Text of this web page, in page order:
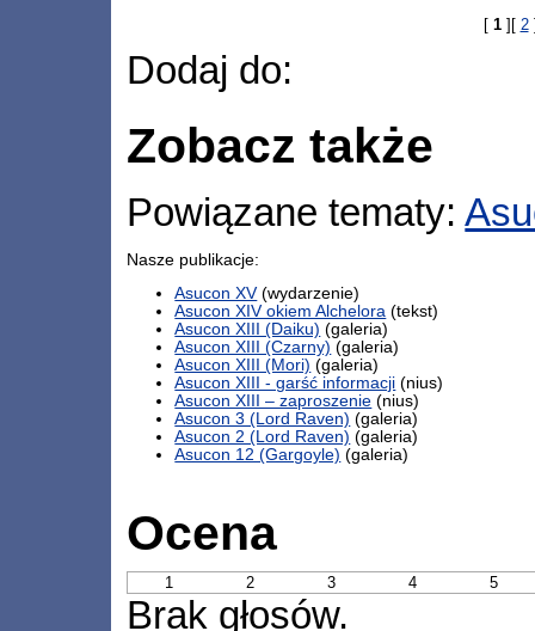
[ 1][ 2
Dodaj do:
Zobacz także
Powiązane tematy:
Nasze publikacje:
Asucon XV(wydarzenie)
Asucon XIV okiem Alchelora (tekst)
Asucon XIII (Daiku) (galeria)
Asucon XIII (Czarny) (galeria)
Asucon XIII (Mori) (galeria)
Asucon XIII - garść informacji (nius)
Asucon XIII – zaproszenie (nius)
Asucon 3 (Lord Raven) (galeria)
Asucon 2 (Lord Raven) (galeria)
Asucon 12 (Gargoyle) (galeria)
Ocena
1 2 3 4 5
Brak głosów.